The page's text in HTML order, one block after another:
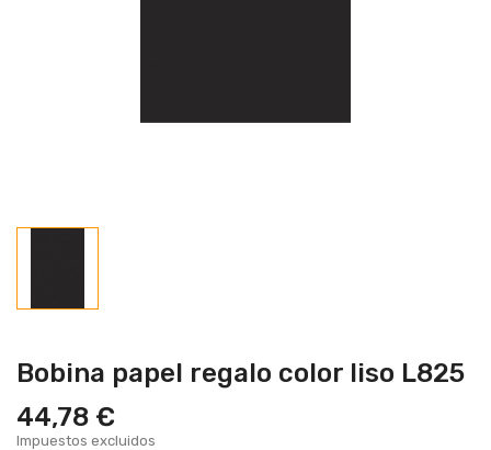
Bobina papel regalo color liso L825
44,78 €
Impuestos excluidos